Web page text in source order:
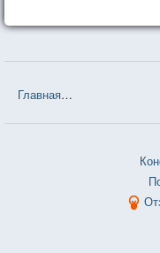
Главная